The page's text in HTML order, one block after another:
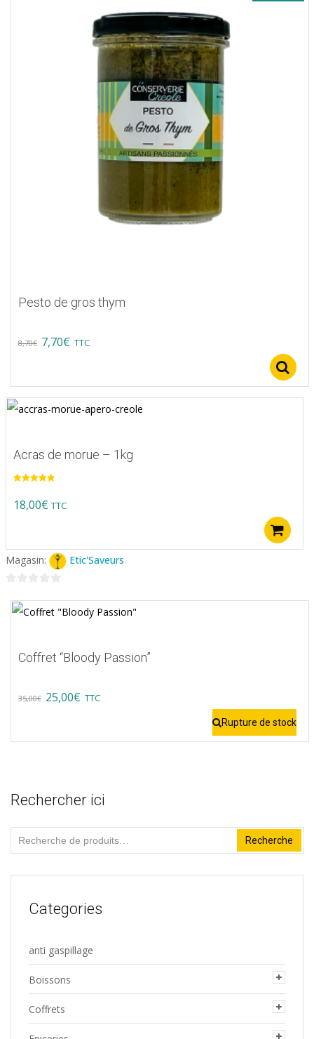
Pesto de gros thym
8,70€ Original
was:
8,70€.
7,70€ Current
is:
7,70€.
TTC
Acras de morue – 1kg
18,00€ TTC
Magasin: Etic'Saveurs
sur
Coffret “Bloody Passion”
35,00€ Original
was:
25,00€ Current
is:
TTC
Rupture de stock
Rechercher ici
Recherche
pour :
Recherche
Categories
anti gaspillage
Boissons
Coffrets